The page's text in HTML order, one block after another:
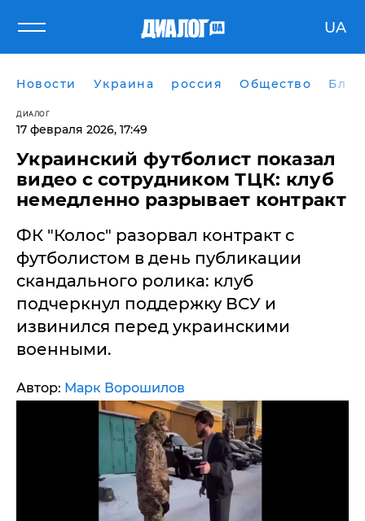
UA
Новости Украина россия Общество
ДИАЛОГ
17 февраля 2026, 17:49
Украинский футболист показал
видео с сотрудником ТЦК: клуб
немедленно разрывает контракт
ФК "Колос" разорвал контракт с
футболистом в день публикации
скандального ролика: клуб
подчеркнул поддержку ВСУ и
извинился перед украинскими
военными.
Автор: Марк Ворошилов